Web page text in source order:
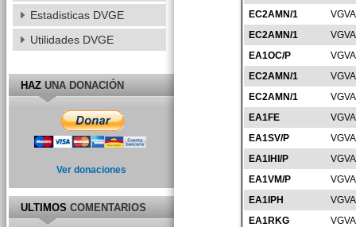
EC2AMN/1
EC2AMN/1
EA1OC/P
EC2AMN/1
EC2AMN/1
EA1FE
EA1SV/P
EA1IHI/P
EA1VM/P
EA1IPH
EA1RKG
Estadisticas DVGE
Utilidades DVGE
HAZUNA DONACIÓN
Ver donaciones
ULTIMOSCOMENTARIOS